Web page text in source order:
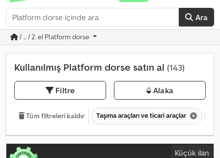
Ara
/ ... / 2. el Platform dorse
Kullanılmış Platform dorse satın al (143)
Filtre Alaka
Tüm filtreleri kaldır Taşıma araçları ve ticari araçlar
Küçük ilan